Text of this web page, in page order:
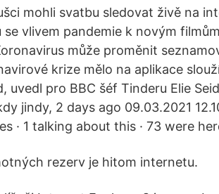
mohli svatbu sledovat živě na
se vlivem pandemie k novým
může proměnit
krize mělo na aplikace
uvedl pro BBC šéf Tinderu Elie
jindy, 2 days ago 09.03.2021
· 1 talking about this · 73 were
rezerv je hitom internetu.